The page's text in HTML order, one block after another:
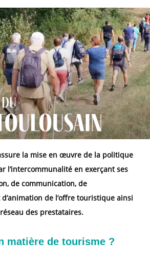
la mise en œuvre de la politique
l’intercommunalité en exerçant ses
de communication, de
de l’offre touristique ainsi
des prestataires.
matière de tourisme ?